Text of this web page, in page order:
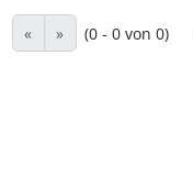
« » (0 - 0 von 0)